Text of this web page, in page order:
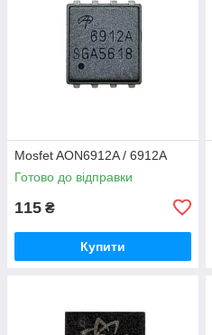
Mosfet AON6912A / 6912A
Готово до відправки
115 ₴
Купити